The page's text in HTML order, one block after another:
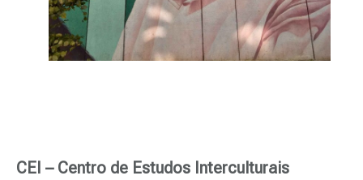
CEI – Centro de Estudos Interculturais